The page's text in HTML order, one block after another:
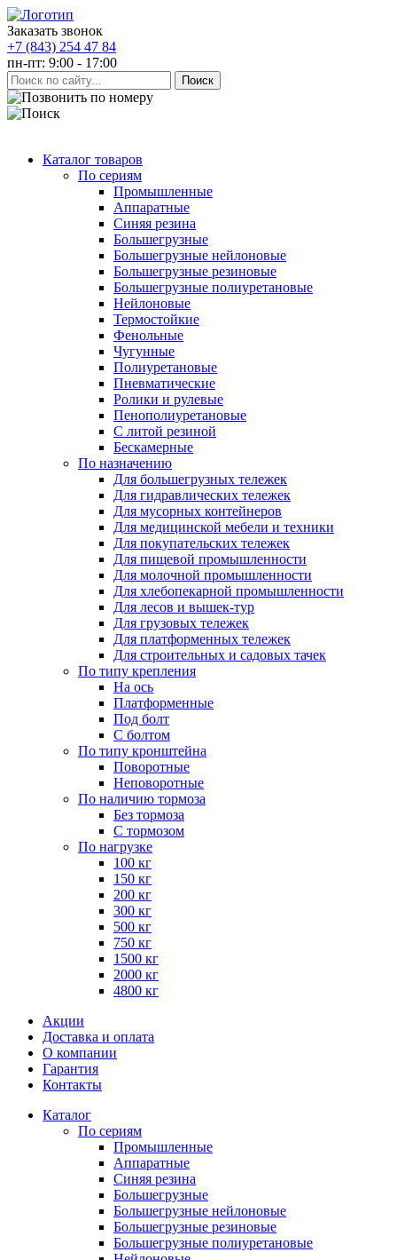
Заказать звонок
+7 (843) 254 47 84
пн-пт: 9:00 - 17:00
Каталог товаров
По сериям
Промышленные
Аппаратные
Синяя резина
Большегрузные
Большегрузные нейлоновые
Большегрузные резиновые
Большегрузные полиуретановые
Нейлоновые
Термостойкие
Фенольные
Чугунные
Полиуретановые
Пневматические
Ролики и рулевые
Пенополиуретановые
С литой резиной
Бескамерные
По назначению
Для большегрузных тележек
Для гидравлических тележек
Для мусорных контейнеров
Для медицинской мебели и техники
Для покупательских тележек
Для пищевой промышленности
Для молочной промышленности
Для хлебопекарной промышленности
Для лесов и вышек-тур
Для грузовых тележек
Для платформенных тележек
Для строительных и садовых тачек
По типу крепления
На ось
Платформенные
Под болт
С болтом
По типу кронштейна
Поворотные
Неповоротные
По наличию тормоза
Без тормоза
С тормозом
По нагрузке
100 кг
150 кг
200 кг
300 кг
500 кг
750 кг
1500 кг
2000 кг
4800 кг
Акции
Доставка и оплата
О компании
Гарантия
Контакты
Каталог
По сериям
Промышленные
Аппаратные
Синяя резина
Большегрузные
Большегрузные нейлоновые
Большегрузные резиновые
Большегрузные полиуретановые